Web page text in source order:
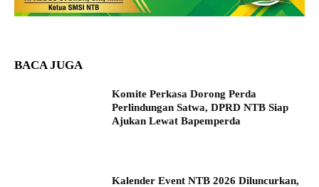
BACA JUGA
Komite Perkasa Dorong Perda
Perlindungan Satwa, DPRD NTB Siap
Ajukan Lewat Bapemperda
Kalender Event NTB 2026 Diluncurkan,